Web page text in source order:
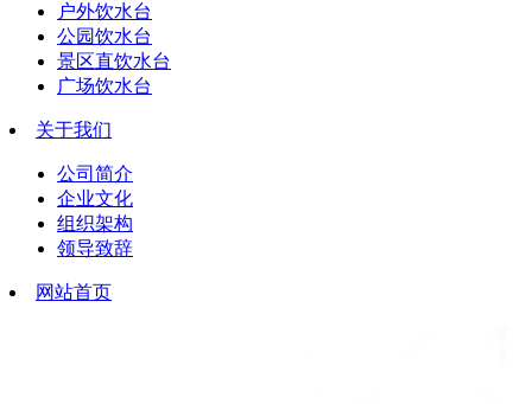
户外饮水台
公园饮水台
景区直饮水台
广场饮水台
关于我们
公司简介
企业文化
组织架构
领导致辞
网站首页